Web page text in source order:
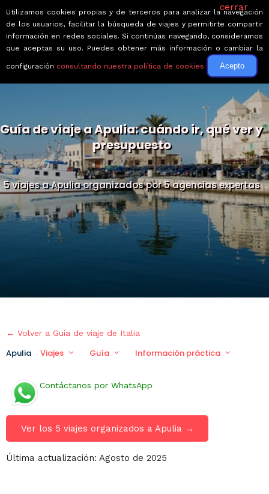
Guía de viaje a Apulia: cuándo ir, qué ver y
presupuesto
5 viajes a Apulia organizados por 5 agencias expertas
← Volver a Guía de viaje de Italia
Apulia Viajes Guía Información práctica
Contáctanos por WhatsApp
Ver los 5 viajes organizados a Apulia →
Última actualización: Agosto de 2025
cerrar
Utilizamos cookies propias y de terceros para analizar la navegación
de los usuarios, facilitar la búsqueda de viajes y permitirte compartir
información en redes sociales. Si continúas navegando, consideramos
que aceptas su uso. Puedes obtener más información o cambiar la
configuración consultando nuestra política de cookies Acepto